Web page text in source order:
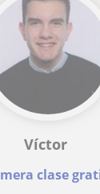
Víctor
clase